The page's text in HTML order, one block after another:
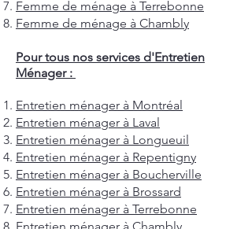
Femme de ménage à Terrebonne
Femme de ménage à Chambly
Pour tous nos services d'Entretien
Ménager :
Entretien ménager à Montréal
Entretien ménager à Laval
Entretien ménager à Longueuil
Entretien ménager à Repentigny
Entretien ménager à Boucherville
Entretien ménager à Brossard
Entretien ménager à Terrebonne